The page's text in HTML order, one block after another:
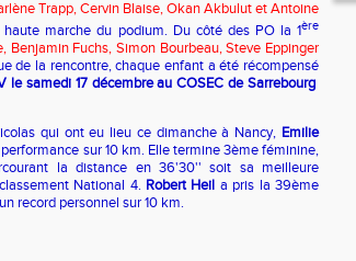
Trapp, Cervin Blaise, Okan Akbulut et Antoine
haute marche du podium. Du côté des PO la 1ère
Benjamin Fuchs, Simon Bourbeau, Steve Eppinger
de la rencontre, chaque enfant a été récompensé
le samedi 17 décembre au COSEC de Sarrebourg
qui ont eu lieu ce dimanche à Nancy, Emilie
sur 10 km. Elle termine 3ème féminine,
la distance en 36'30'' soit sa meilleure
National 4. Robert Heil a pris la 39ème
record personnel sur 10 km.